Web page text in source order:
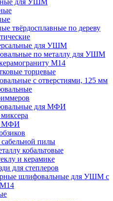
для УШМ
твёрдосплавные по дереву
для УШМ
по металлу для УШМ
M14
торцевые
с отверстиями, 125 мм
для МФИ
МФИ
пилы
кобальтовые
и керамике
для степлеров
шлифовальные для УШМ с
М14